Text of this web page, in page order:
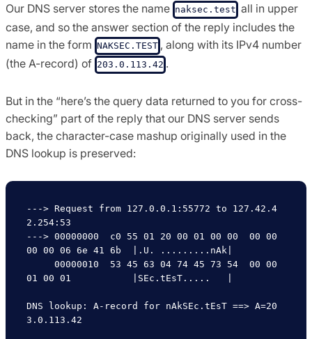
Our DNS server stores the name naksec.test all in upper
case, and so the answer section of the reply includes the
name in the form NAKSEC.TEST , along with its IPv4 number
(the A-record) of 203.0.113.42 .
But in the “here’s the query data returned to you for cross-
checking” part of the reply that our DNS server sends
back, the character-case mashup originally used in the
DNS lookup is preserved:
---> Request from 127.0.0.1:55772 to 127.42.4
2.254:53
---> 00000000  c0 55 01 20 00 01 00 00  00 00
00 00 06 6e 41 6b  |.U. .........nAk|
01 00 01           |SEc.tEsT.....   |
DNS lookup: A-record for nAkSEc.tEsT ==> A=20
3.0.113.42